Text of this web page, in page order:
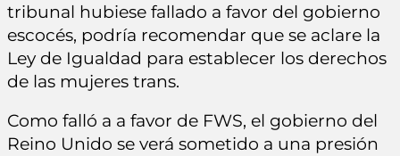
tribunal hubiese fallado a favor del gobierno
escocés, podría recomendar que se aclare la
Ley de Igualdad para establecer los derechos
de las mujeres trans.
Como falló a a favor de FWS, el gobierno del
Reino Unido se verá sometido a una presión